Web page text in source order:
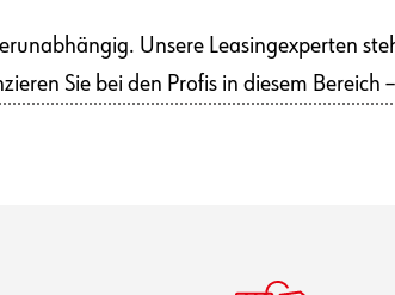
Unsere Leasingexperten
Sie bei den Profis in diesem Bereich